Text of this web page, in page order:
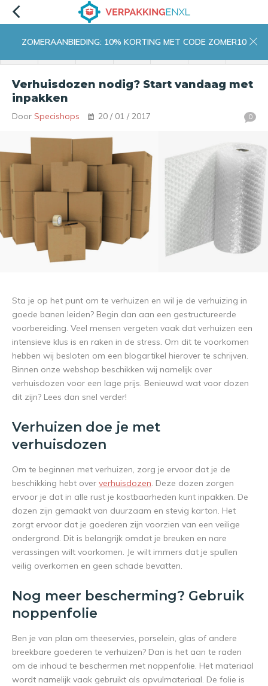
ZOMERAANBIEDING: 10% KORTING MET CODE ZOMER10
Verhuisdozen nodig? Start vandaag met
inpakken
Door Specishops 20 / 01 / 2017 0
Sta je op het punt om te verhuizen en wil je de verhuizing in
goede banen leiden? Begin dan aan een gestructureerde
voorbereiding. Veel mensen vergeten vaak dat verhuizen een
intensieve klus is en raken in de stress. Om dit te voorkomen
hebben wij besloten om een blogartikel hierover te schrijven.
Binnen onze webshop beschikken wij namelijk over
verhuisdozen voor een lage prijs. Benieuwd wat voor dozen
dit zijn? Lees dan snel verder!
Verhuizen doe je met
verhuisdozen
Om te beginnen met verhuizen, zorg je ervoor dat je de
beschikking hebt over verhuisdozen. Deze dozen zorgen
ervoor je dat in alle rust je kostbaarheden kunt inpakken. De
dozen zijn gemaakt van duurzaam en stevig karton. Het
zorgt ervoor dat je goederen zijn voorzien van een veilige
ondergrond. Dit is belangrijk omdat je breuken en nare
verassingen wilt voorkomen. Je wilt immers dat je spullen
veilig overkomen en geen schade bevatten.
Nog meer bescherming? Gebruik
noppenfolie
Ben je van plan om theeservies, porselein, glas of andere
breekbare goederen te verhuizen? Dan is het aan te raden
om de inhoud te beschermen met noppenfolie. Het materiaal
wordt namelijk vaak gebruikt als opvulmateriaal. De folie is